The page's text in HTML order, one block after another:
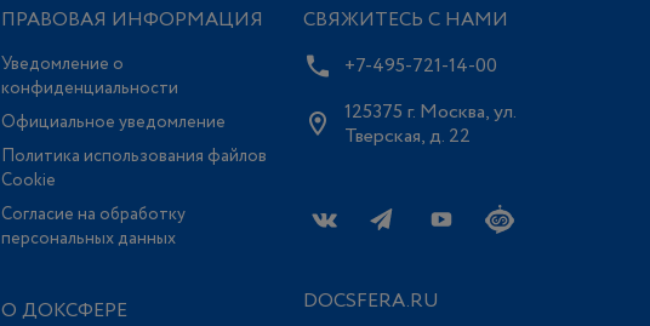
ПРАВОВАЯ ИНФОРМАЦИЯ
Уведомление о
конфиденциальности
Официальное уведомление
Политика использования файлов
Сookie
Согласие на обработку
персональных данных
О ДОКСФЕРЕ
СВЯЖИТЕСЬ С НАМИ
+7-495-721-14-00
125375 г. Москва, ул.
Тверская, д. 22
DOCSFERA.RU